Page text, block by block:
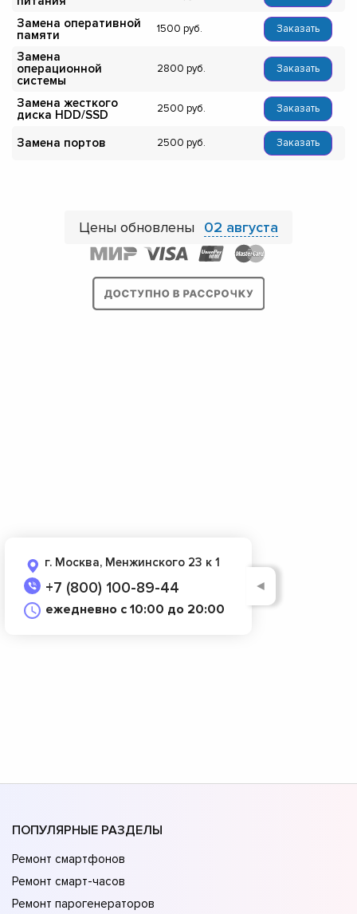
Замена оперативной
памяти
1500 Заказать
Замена
операционной
системы
2800 Заказать
Замена жесткого
диска HDD/SSD
2500 Заказать
Замена портов 2500 Заказать
Цены обновлены 02 августа
г. Москва, Менжинского 23 к 1
+7 (800) 100-89-44
ежедневно с 10:00 до 20:00
◄
ПОПУЛЯРНЫЕ РАЗДЕЛЫ
Ремонт смартфонов
Ремонт смарт-часов
Ремонт парогенераторов